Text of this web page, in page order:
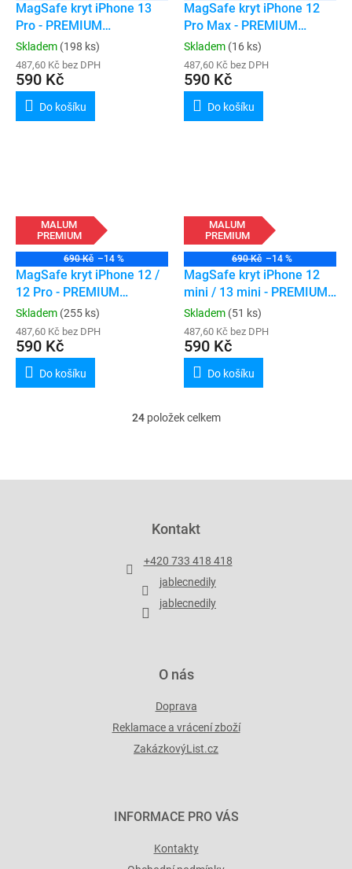
MagSafe kryt iPhone 13
Pro - PREMIUM
(transparent)
Skladem (198 ks)
487,60 Kč bez DPH
590 Kč
Do košíku
MagSafe kryt iPhone 12
Pro Max - PREMIUM
(transparent)
Skladem (16 ks)
487,60 Kč bez DPH
590 Kč
Do košíku
MALUM
PREMIUM
690 Kč –14 %
MagSafe kryt iPhone 12 /
12 Pro - PREMIUM
(transparent)
Skladem (255 ks)
487,60 Kč bez DPH
590 Kč
Do košíku
MALUM
PREMIUM
690 Kč –14 %
MagSafe kryt iPhone 12
mini / 13 mini - PREMIUM
(transparent)
Skladem (51 ks)
487,60 Kč bez DPH
590 Kč
Do košíku
O
d
í
r
v
k
y
s
24položek celkem
Kontakt
+420 733 418 418
jablecnedily
jablecnedily
O nás
Doprava
Reklamace a vrácení zboží
ZakázkovýList.cz
INFORMACE PRO VÁS
Kontakty